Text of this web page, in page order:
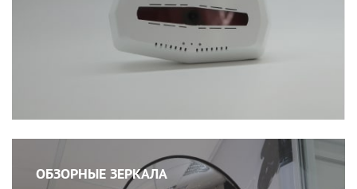
ОБЗОРНЫЕ ЗЕРКАЛА